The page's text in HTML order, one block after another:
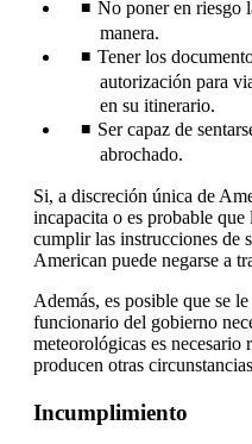
No poner en riesgo
manera.
Tener los
autorización para
en su itinerario.
Ser capaz de
abrochado.
Si, a discreción única de
incapacita o es probable
cumplir las instrucciones de
American puede negarse a
Además, es posible que se
funcionario del gobierno
meteorológicas es
producen otras
Incumplimiento